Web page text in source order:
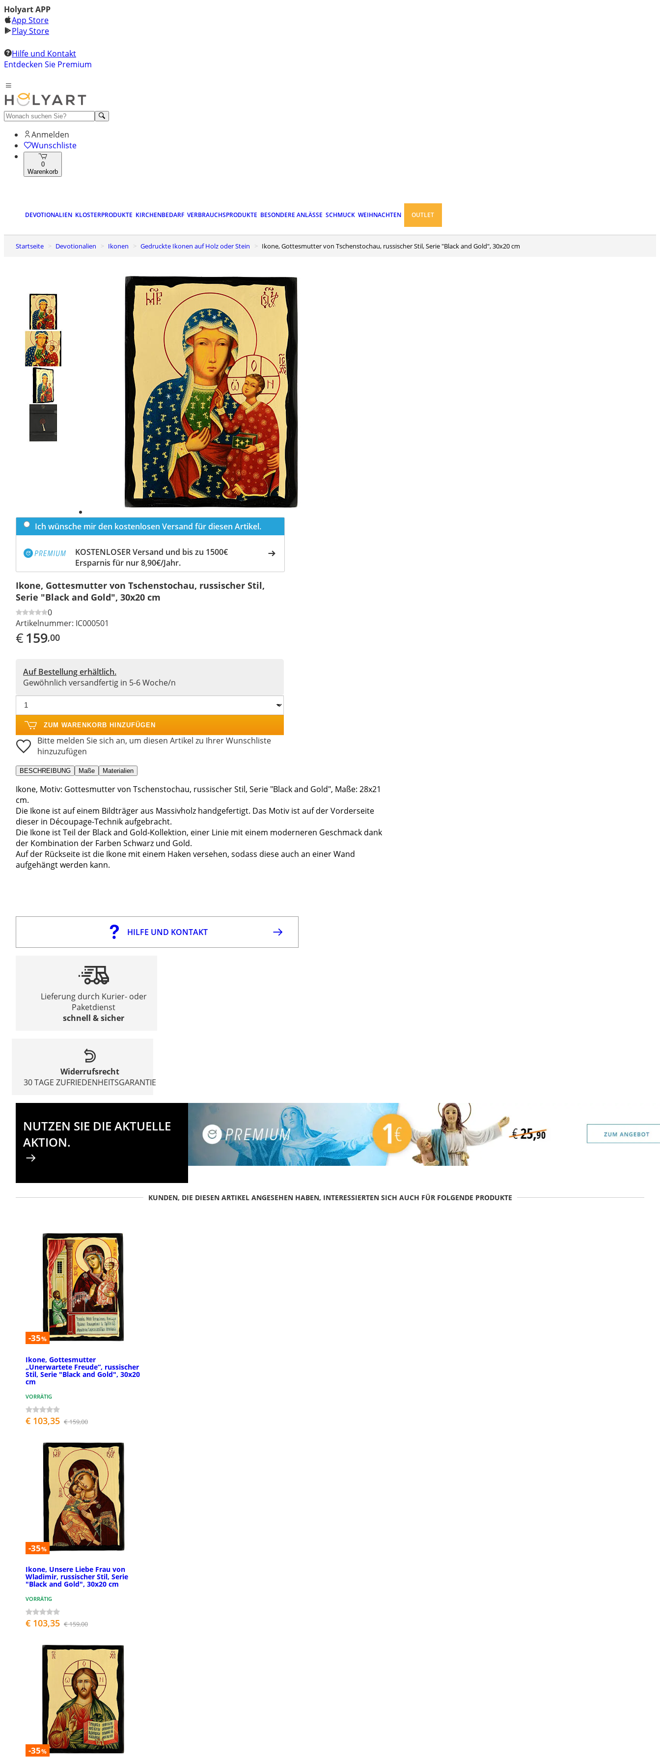
Holyart APP
App Store
Play Store
Hilfe und Kontakt
Entdecken Sie Premium
Anmelden
Wunschliste
0
Warenkorb
DEVOTIONALIEN KLOSTERPRODUKTE KIRCHENBEDARF VERBRAUCHSPRODUKTE BESONDERE ANLÄSSE SCHMUCK WEIHNACHTEN OUTLET
Startseite Devotionalien Ikonen Gedruckte Ikonen auf Holz oder Stein Ikone, Gottesmutter von Tschenstochau, russischer Stil, Serie "Black and Gold", 30x20 cm
Ich wünsche mir den kostenlosen Versand für diesen Artikel.
KOSTENLOSER Versand und bis zu 1500€
Ersparnis für nur 8,90€/Jahr.
Ikone, Gottesmutter von Tschenstochau, russischer Stil,
Serie "Black and Gold", 30x20 cm
0
Artikelnummer: IC000501
€159,00
Auf Bestellung erhältlich.
Gewöhnlich versandfertig in 5-6 Woche/n
ZUM WARENKORB HINZUFÜGEN
Bitte melden Sie sich an, um diesen Artikel zu Ihrer Wunschliste
hinzuzufügen
BESCHREIBUNG Maße Materialien
Ikone, Motiv: Gottesmutter von Tschenstochau, russischer Stil, Serie "Black and Gold", Maße: 28x21
cm.
Die Ikone ist auf einem Bildträger aus Massivholz handgefertigt. Das Motiv ist auf der Vorderseite
dieser in Découpage-Technik aufgebracht.
Die Ikone ist Teil der Black and Gold-Kollektion, einer Linie mit einem moderneren Geschmack dank
der Kombination der Farben Schwarz und Gold.
Auf der Rückseite ist die Ikone mit einem Haken versehen, sodass diese auch an einer Wand
aufgehängt werden kann.
HILFE UND KONTAKT
Lieferung durch Kurier- oder
Paketdienst
schnell & sicher
Widerrufsrecht
30 TAGE ZUFRIEDENHEITSGARANTIE
NUTZEN SIE DIE AKTUELLE
AKTION.
KUNDEN, DIE DIESEN ARTIKEL ANGESEHEN HABEN, INTERESSIERTEN SICH AUCH FÜR FOLGENDE PRODUKTE
-35%
Ikone, Gottesmutter
„Unerwartete Freude“, russischer
Stil, Serie "Black and Gold", 30x20
cm
VORRÄTIG
€ 103,35 € 159,00
-35%
Ikone, Unsere Liebe Frau von
Wladimir, russischer Stil, Serie
"Black and Gold", 30x20 cm
VORRÄTIG
€ 103,35 € 159,00
-35%